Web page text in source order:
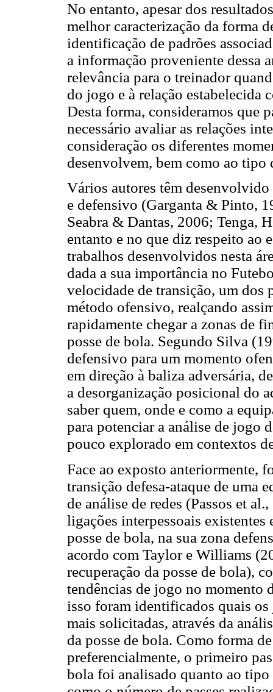
No entanto, apesar dos
melhor caracterização da forma
identificação de padrões
a informação proveniente dessa
relevância para o treinador
do jogo e à relação estabelecida
Desta forma, consideramos que
necessário avaliar as relações
consideração os diferentes
desenvolvem, bem como ao tipo
Vários autores têm
e defensivo (Garganta & Pinto,
Seabra & Dantas, 2006; Tenga,
entanto e no que diz respeito ao
trabalhos desenvolvidos nesta
dada a sua importância no
velocidade de transição, um dos
método ofensivo, realçando
rapidamente chegar a zonas de
posse de bola. Segundo Silva
defensivo para um momento
em direção à baliza adversária,
a desorganização posicional do
saber quem, onde e como a
para potenciar a análise de jogo
pouco explorado em contextos
Face ao exposto anteriormente,
transição defesa-ataque de uma
de análise de redes (Passos et
ligações interpessoais existentes
posse de bola, na sua zona
acordo com Taylor e Williams
recuperação da posse de bola),
tendências de jogo no momento
isso foram identificados quais
mais solicitadas, através da
da posse de bola. Como forma
preferencialmente, o primeiro
bola foi analisado quanto ao